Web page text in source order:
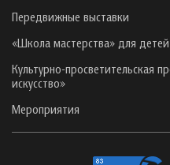
Передвижные выставки
«Школа мастерства» для детей
Культурно-просветительская
искусство»
Мероприятия